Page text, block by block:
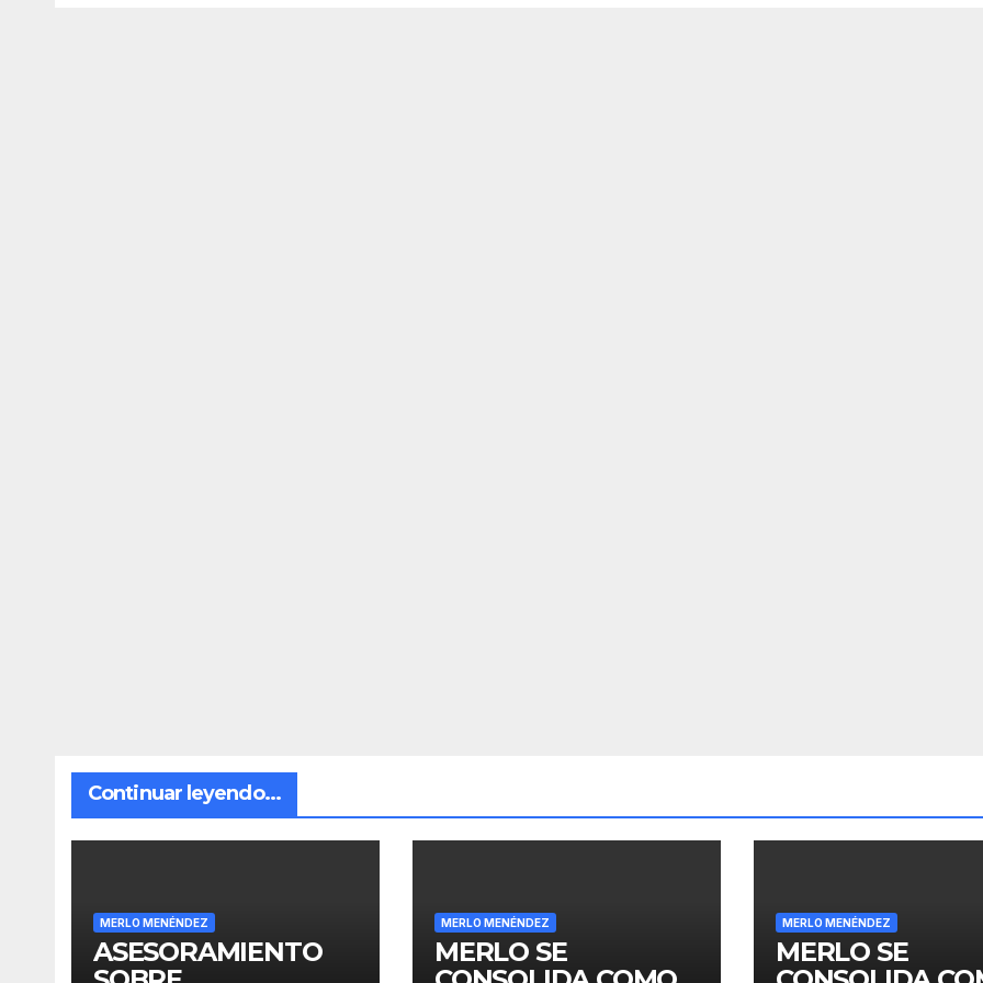
Continuar leyendo...
MERLO MENÉNDEZ
ASESORAMIENTO
MERLO MENÉNDEZ
MERLO SE
MERLO MENÉNDEZ
MERLO SE